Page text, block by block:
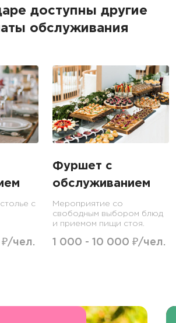
доступны другие
обслуживания
с
чел.
Фуршет с
обслуживанием
Мероприятие со
свободным выбором блюд
и приемом пищи стоя.
1 000 - 10 000 ₽/чел.